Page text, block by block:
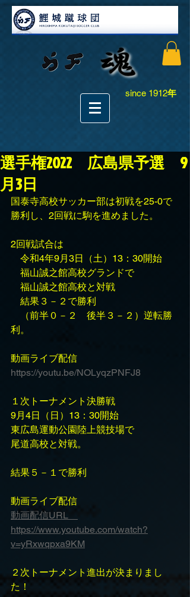
since 1912年
選手権2022 広島県予選 9
月3日
国泰寺高校サッカー部は初戦を25-0で
勝利し、2回戦に駒を進めました。
2回戦試合は
令和4年9月3日（土）13：30開始
福山誠之館高校グランドで
福山誠之館高校と対戦
結果３－２で勝利
（前半０－２　後半３－２）逆転勝
利。
動画ライブ配信
https://youtu.be/NOLyqzPNFJ8
１次トーナメント決勝戦
9月4日（日）13：30開始
東広島運動公園陸上競技場で
尾道高校と対戦。
結果５－１で勝利
動画ライブ配信
動画配信URL
https://www.youtube.com/watch?
v=yRxwqpxa9KM
２次トーナメント進出が決まりまし
た！